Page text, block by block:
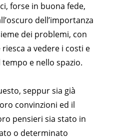
forse in buona fede,
dell’importanza
dei problemi, con
a vedere i costi e
e nello spazio.
seppur sia già
convinzioni ed il
pensieri sia stato in
o determinato